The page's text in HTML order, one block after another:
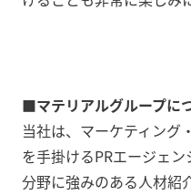
■マテリアルグループに
当社は、マーケティング
を手掛けるPRエージェ
分野に強みのある人材紹